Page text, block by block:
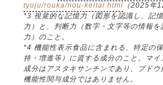
tyoju/rouka/nou-keitai.html （2025年
*3 視覚的な記憶力（図形を認識し、記
力）と、判断力（数字・文字等の情報
力）のこと。
*4 機能性表示食品に含まれる、特定の
持・増進等）に資する成分のこと。マ
成分はアスタキサンチンであり、ブド
機能性関与成分ではありません。